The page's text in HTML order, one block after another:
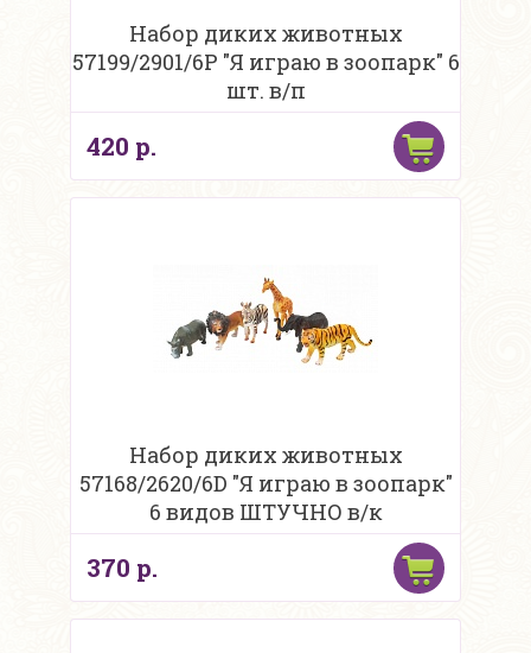
Набор диких животных
57199/2901/6Р "Я играю в зоопарк" 6
шт. в/п
420 р.
Набор диких животных
57168/2620/6D "Я играю в зоопарк"
6 видов ШТУЧНО в/к
370 р.